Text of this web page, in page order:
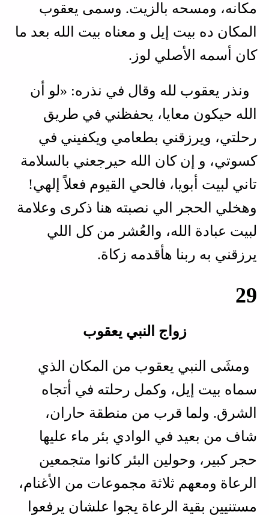
مكانه، ومسحه بالزيت. وسمى يعقوب
المكان ده بيت إيل و معناه بيت الله بعد ما
كان أسمه الأصلي لوز.
ونذر يعقوب لله وقال في نذره: «لو أن
الله حيكون معايا، يحفظني في طريق
رحلتي، ويرزقني بطعامي ويكفيني في
كسوتي، و إن كان الله حيرجعني بالسلامة
تاني لبيت أبويا، فالحي القيوم فعلاً إلهي!
وهخلي الحجر الي نصبته هنا ذكرى وعلامة
لبيت عبادة الله، والعُشر من كل اللي
يرزقني به ربنا هأقدمه زكاة.
29
زواج النبي يعقوب
ومشَى النبي يعقوب من المكان الذي
سماه بيت إيل، وكمل رحلته في أتجاه
الشرق. ولما قرب من منطقة حاران،
شاف من بعيد في الوادي بئر ماء عليها
حجر كبير، وحولين البئر كانوا متجمعين
الرعاة ومعهم ثلاثة مجموعات من الأغنام،
مستنيين بقية الرعاة يجوا علشان يرفعوا